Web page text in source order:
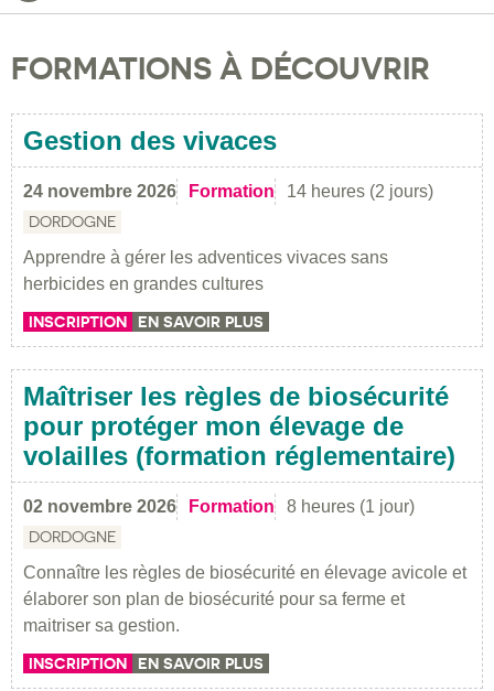
FORMATIONS À DÉCOUVRIR
Gestion des vivaces
24 novembre 2026 Formation 14 heures (2 jours)
DORDOGNE
Apprendre à gérer les adventices vivaces sans
herbicides en grandes cultures
INSCRIPTION EN SAVOIR PLUS
Maîtriser les règles de biosécurité
pour protéger mon élevage de
volailles (formation réglementaire)
02 novembre 2026 Formation 8 heures (1 jour)
DORDOGNE
Connaître les règles de biosécurité en élevage avicole et
élaborer son plan de biosécurité pour sa ferme et
maitriser sa gestion.
INSCRIPTION EN SAVOIR PLUS